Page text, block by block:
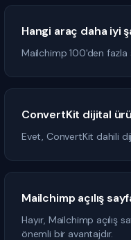
Hangi araç daha iyi
Mailchimp 100'den fazla
ConvertKit dijital
Evet, ConvertKit dahili
Mailchimp açılış
Hayır, Mailchimp açılış
önemli bir avantajdır.